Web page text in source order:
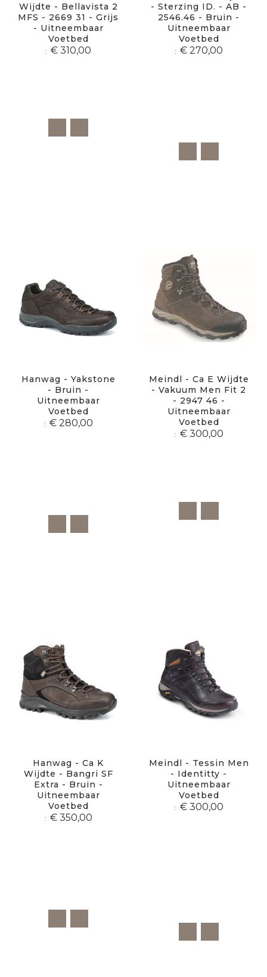
Wijdte - Bellavista 2
MFS - 2669 31 - Grijs
- Uitneembaar
Voetbed
€ 310,00
- Sterzing ID. - AB -
2546.46 - Bruin -
Uitneembaar
Voetbed
€ 270,00
Hanwag - Yakstone
- Bruin -
Uitneembaar
Voetbed
€ 280,00
Meindl - Ca E Wijdte
- Vakuum Men Fit 2
- 2947 46 -
Uitneembaar
Voetbed
€ 300,00
Hanwag - Ca K
Wijdte - Bangri SF
Extra - Bruin -
Uitneembaar
Voetbed
€ 350,00
Meindl - Tessin Men
- Identitty -
Uitneembaar
Voetbed
€ 300,00